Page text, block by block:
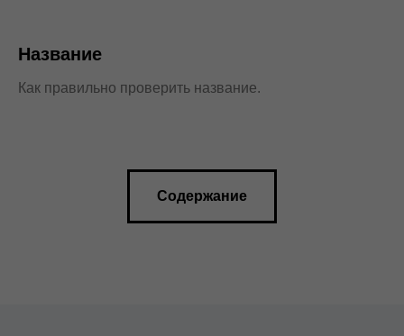
Название
Как правильно проверить название.
Содержание